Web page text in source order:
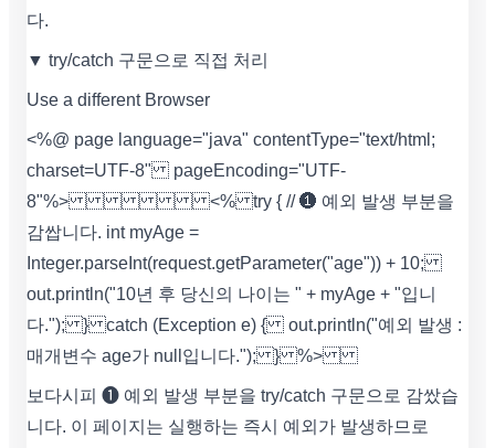
다.
▼ try/catch 구문으로 직접 처리
Use a different Browser
<%@ page language="java" contentType="text/html;
charset=UTF-8" pageEncoding="UTF-
8"%><% try { // ❶ 예외 발생 부분을
감쌉니다. int myAge =
Integer.parseInt(request.getParameter("age")) + 10;
out.println("10년 후 당신의 나이는 " + myAge + "입니
다."); } catch (Exception e) { out.println("예외 발생 :
매개변수 age가 null입니다."); } %>
보다시피 ❶ 예외 발생 부분을 try/catch 구문으로 감쌌습
니다. 이 페이지는 실행하는 즉시 예외가 발생하므로